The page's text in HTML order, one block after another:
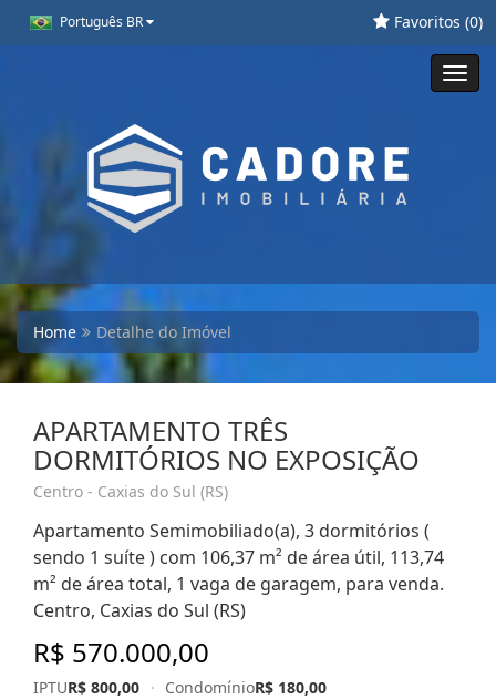
Português BR Favoritos (0)
Home Detalhe do Imóvel
APARTAMENTO TRÊS
DORMITÓRIOS NO EXPOSIÇÃO
Centro - Caxias do Sul (RS)
Apartamento Semimobiliado(a), 3 dormitórios (
sendo 1 suíte ) com 106,37 m² de área útil, 113,74
m² de área total, 1 vaga de garagem, para venda.
Centro, Caxias do Sul (RS)
R$ 570.000,00
IPTUR$ 800,00 · CondomínioR$ 180,00